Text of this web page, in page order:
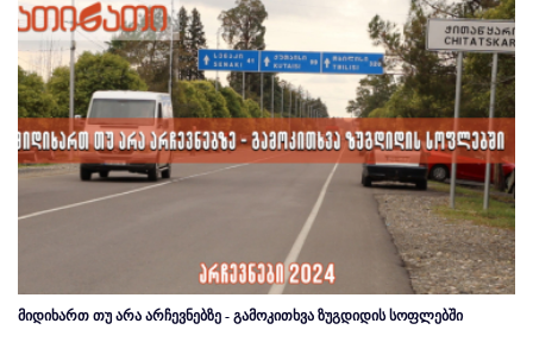
მიდიხართ თუ არა არჩევნებზე - გამოკითხვა ზუგდიდის სოფლებში